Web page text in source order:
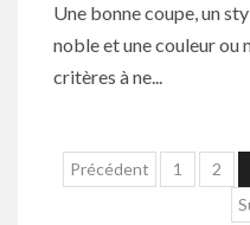
Une bonne coupe, un
noble et une couleur
critères à ne...
Navigation
Précédent 1 2